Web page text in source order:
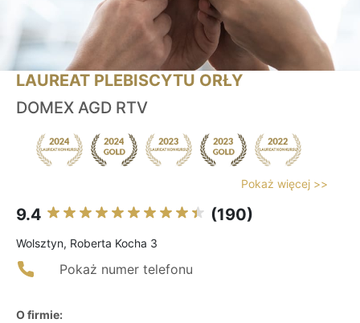
LAUREAT PLEBISCYTU ORŁY
DOMEX AGD RTV
Pokaż więcej >>
9.4 (190)
Wolsztyn, Roberta Kocha 3
Pokaż numer telefonu
O firmie: